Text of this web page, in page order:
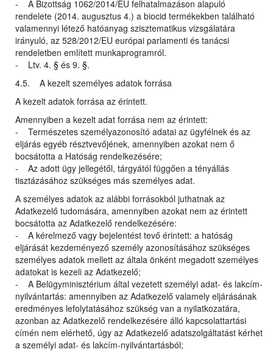
- A Bizottság 1062/2014/EU felhatalmazáson alapuló
rendelete (2014. augusztus 4.) a biocid termékekben található
valamennyi létező hatóanyag szisztematikus vizsgálatára
irányuló, az 528/2012/EU európai parlamenti és tanácsi
rendeletben említett munkaprogramról.
- Ltv. 4. § és 9. §.
4.5. A kezelt személyes adatok forrása
A kezelt adatok forrása az érintett.
Amennyiben a kezelt adat forrása nem az érintett:
- Természetes személyazonosító adatai az ügyfélnek és az
eljárás egyéb résztvevőjének, amennyiben azokat nem ő
bocsátotta a Hatóság rendelkezésére;
- Az adott ügy jellegétől, tárgyától függően a tényállás
tisztázásához szükséges más személyes adat.
A személyes adatok az alábbi forrásokból juthatnak az
Adatkezelő tudomására, amennyiben azokat nem az érintett
bocsátotta az Adatkezelő rendelkezésére:
- A kérelmező vagy bejelentést tevő érintett: a hatóság
eljárását kezdeményező személy azonosításához szükséges
személyes adatok mellett az általa önként megadott személyes
adatokat is kezeli az Adatkezelő;
- A Belügyminisztérium által vezetett személyi adat- és lakcím-
nyilvántartás: amennyiben az Adatkezelő valamely eljárásának
eredményes lefolytatásához szükség van a nyilatkozatára,
azonban az Adatkezelő rendelkezésére álló kapcsolattartási
címén nem elérhető, úgy az Adatkezelő adatszolgáltatást kérhet
a személyi adat- és lakcím-nyilvántartásból;